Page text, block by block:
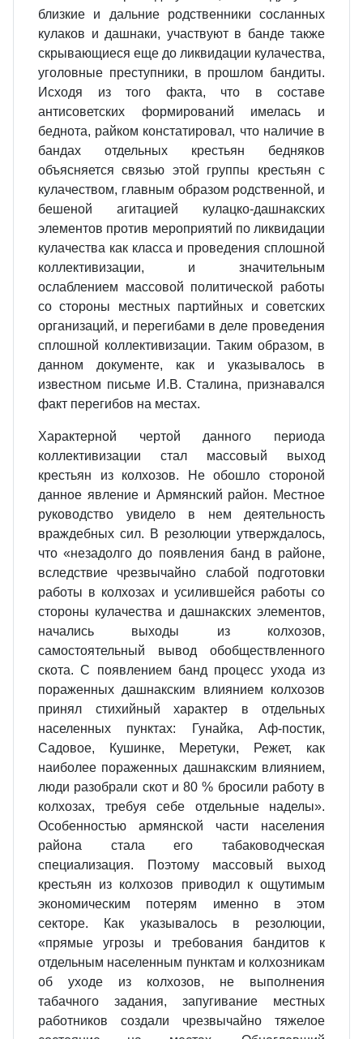
близкие и дальние родственники сосланных
кулаков и дашнаки, участвуют в банде также
скрывающиеся еще до ликвидации кулачества,
уголовные преступники, в прошлом бандиты.
Исходя из того факта, что в составе
антисоветских формирований имелась и
беднота, райком констатировал, что наличие в
бандах отдельных крестьян бедняков
объясняется связью этой группы крестьян с
кулачеством, главным образом родственной, и
бешеной агитацией кулацко-дашнакских
элементов против мероприятий по ликвидации
кулачества как класса и проведения сплошной
коллективизации, и значительным
ослаблением массовой политической работы
со стороны местных партийных и советских
организаций, и перегибами в деле проведения
сплошной коллективизации. Таким образом, в
данном документе, как и указывалось в
известном письме И.В. Сталина, признавался
факт перегибов на местах.
Характерной чертой данного периода
коллективизации стал массовый выход
крестьян из колхозов. Не обошло стороной
данное явление и Армянский район. Местное
руководство увидело в нем деятельность
враждебных сил. В резолюции утверждалось,
что «незадолго до появления банд в районе,
вследствие чрезвычайно слабой подготовки
работы в колхозах и усилившейся работы со
стороны кулачества и дашнакских элементов,
начались выходы из колхозов,
самостоятельный вывод обобществленного
скота. С появлением банд процесс ухода из
пораженных дашнакским влиянием колхозов
принял стихийный характер в отдельных
населенных пунктах: Гунайка, Аф-постик,
Садовое, Кушинке, Меретуки, Режет, как
наиболее пораженных дашнакским влиянием,
люди разобрали скот и 80 % бросили работу в
колхозах, требуя себе отдельные наделы».
Особенностью армянской части населения
района стала его табаководческая
специализация. Поэтому массовый выход
крестьян из колхозов приводил к ощутимым
экономическим потерям именно в этом
секторе. Как указывалось в резолюции,
«прямые угрозы и требования бандитов к
отдельным населенным пунктам и колхозникам
об уходе из колхозов, не выполнения
табачного задания, запугивание местных
работников создали чрезвычайно тяжелое